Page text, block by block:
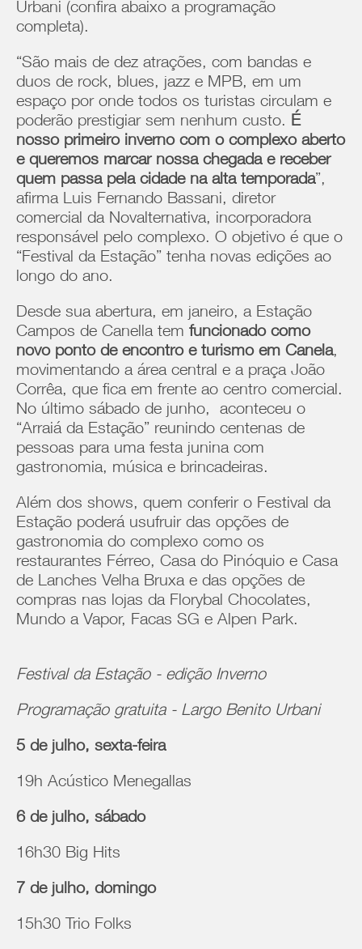
Urbani (confira abaixo a programação
completa).
“São mais de dez atrações, com bandas e
duos de rock, blues, jazz e MPB, em um
espaço por onde todos os turistas circulam e
poderão prestigiar sem nenhum custo. É
nosso primeiro inverno com o complexo aberto
e queremos marcar nossa chegada e receber
quem passa pela cidade na alta temporada”,
afirma Luis Fernando Bassani, diretor
comercial da Novalternativa, incorporadora
responsável pelo complexo. O objetivo é que o
“Festival da Estação” tenha novas edições ao
longo do ano.
Desde sua abertura, em janeiro, a Estação
Campos de Canella tem funcionado como
novo ponto de encontro e turismo em Canela,
movimentando a área central e a praça João
Corrêa, que fica em frente ao centro comercial.
No último sábado de junho, aconteceu o
“Arraiá da Estação” reunindo centenas de
pessoas para uma festa junina com
gastronomia, música e brincadeiras.
Além dos shows, quem conferir o Festival da
Estação poderá usufruir das opções de
gastronomia do complexo como os
restaurantes Férreo, Casa do Pinóquio e Casa
de Lanches Velha Bruxa e das opções de
compras nas lojas da Florybal Chocolates,
Mundo a Vapor, Facas SG e Alpen Park.
Festival da Estação - edição Inverno
Programação gratuita - Largo Benito Urbani
5 de julho, sexta-feira
19h Acústico Menegallas
6 de julho, sábado
16h30 Big Hits
7 de julho, domingo
15h30 Trio Folks